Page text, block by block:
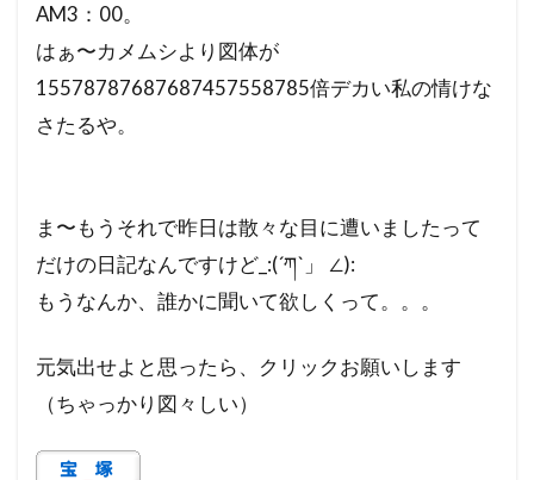
AM3：00。
はぁ〜カメムシより図体が
15578787687687457558785倍デカい私の情けな
さたるや。
ま〜もうそれで昨日は散々な目に遭いましたって
だけの日記なんですけど_:(´ཀ`」 ∠):
もうなんか、誰かに聞いて欲しくって。。。
元気出せよと思ったら、クリックお願いします
（ちゃっかり図々しい）